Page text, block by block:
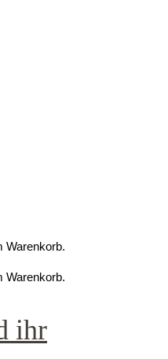
Warenkorb.
Warenkorb.
ihr